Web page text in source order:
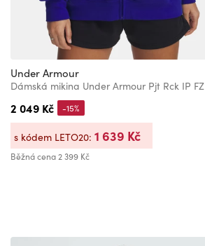
Under Armour
Dámská mikina Under Armour Pjt Rck IP FZ
2 049 Kč
Běžná cena2 399 Kč
-15%
s kódem LETO20: 1 639 Kč